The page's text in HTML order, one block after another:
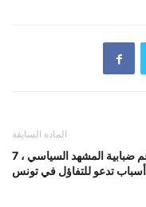
المادة السابقة
رغم ضبابية المشهد السياسي ، 7
أسباب تدعو للتفاؤل في تونس